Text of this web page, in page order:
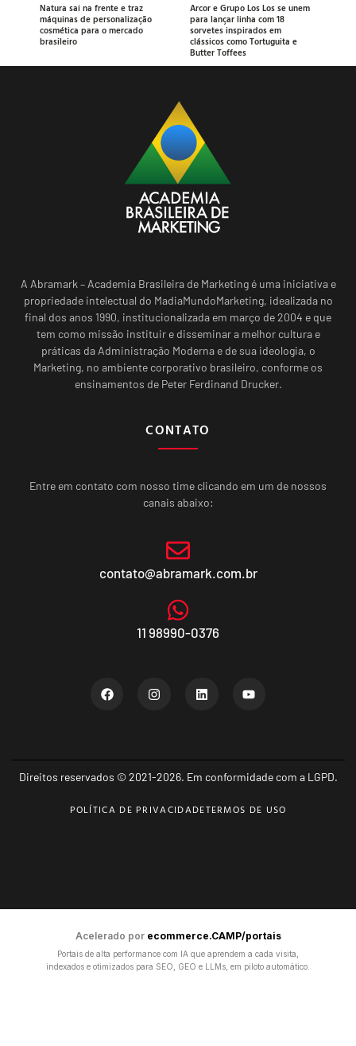
Natura sai na frente e traz
máquinas de personalização
cosmética para o mercado
brasileiro
Arcor e Grupo Los Los se unem
para lançar linha com 18
sorvetes inspirados em
clássicos como Tortuguita e
Butter Toffees
A Abramark – Academia Brasileira de Marketing é uma iniciativa e
propriedade intelectual do MadiaMundoMarketing, idealizada no
final dos anos 1990, institucionalizada em março de 2004 e que
tem como missão instituir e disseminar a melhor cultura e
práticas da Administração Moderna e de sua ideologia, o
Marketing, no ambiente corporativo brasileiro, conforme os
ensinamentos de Peter Ferdinand Drucker.
CONTATO
Entre em contato com nosso time clicando em um de nossos
canais abaixo:
contato@abramark.com.br
11 98990-0376
Direitos reservados © 2021-2026. Em conformidade com a LGPD.
POLÍTICA DE PRIVACIDADETERMOS DE USO
Acelerado por ecommerce.CAMP/portais
Portais de alta performance com IA que aprendem a cada visita,
indexados e otimizados para SEO, GEO e LLMs, em piloto automático.